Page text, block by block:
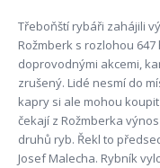
Třeboňští rybáři zahájili
Rožmberk s rozlohou
doprovodnými akcemi,
zrušený. Lidé nesmí do
kapry si ale mohou
čekají z Rožmberka
druhů ryb. Řekl to
Josef Malecha. Rybník